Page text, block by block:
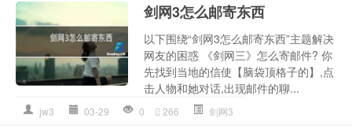
剑网3怎么邮寄东西
以下围绕“剑网3怎么邮寄东西”主题解决
网友的困惑 《剑网三》怎么寄邮件? 你
先找到当地的信使【脑袋顶格子的】,点
击人物和她对话,出现邮件的聊...
jw3 03-29 0 266 剑网3